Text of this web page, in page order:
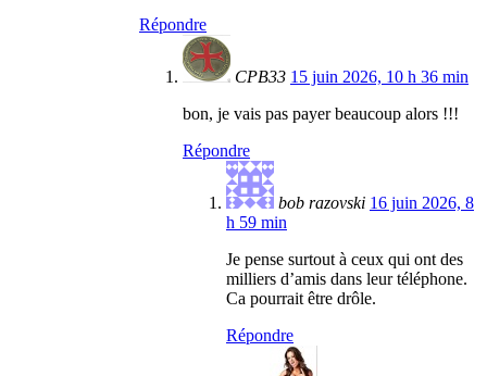
Répondre
CPB33 15 juin 2026, 10 h 36 min
bon, je vais pas payer beaucoup alors !!!
Répondre
bob razovski 16 juin 2026, 8
h 59 min
Je pense surtout à ceux qui ont des
milliers d’amis dans leur téléphone.
Ca pourrait être drôle.
Répondre